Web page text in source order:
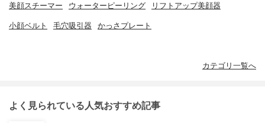
美顔スチーマー ウォーターピーリング リフトアップ美顔器
小顔ベルト 毛穴吸引器 かっさプレート
カテゴリ一覧へ
よく見られている人気おすすめ記事